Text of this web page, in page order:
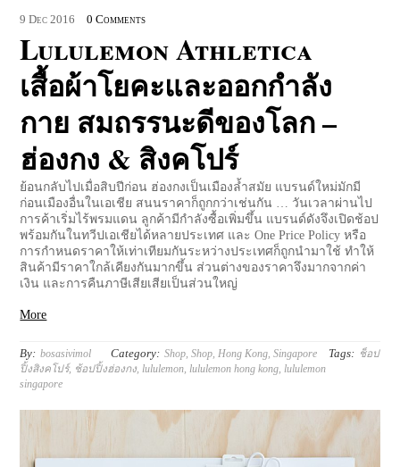
9 Dec 2016 0 Comments
Lululemon Athletica
เสื้อผ้าโยคะและออกกำลัง
กาย สมถรรนะดีของโลก –
ฮ่องกง & สิงคโปร์
ย้อนกลับไปเมื่อสิบปีก่อน ฮ่องกงเป็นเมืองล้ำสมัย แบรนด์ใหม่มักมี
ก่อนเมืองอื่นในเอเชีย สนนราคาก็ถูกกว่าเช่นกัน … วันเวลาผ่านไป
การค้าเริ่มไร้พรมแดน ลูกค้ามีกำลังซื้อเพิ่มขึ้น แบรนด์ดังจึงเปิดช้อป
พร้อมกันในทวีปเอเชียได้หลายประเทศ และ One Price Policy หรือ
การกำหนดราคาให้เท่าเทียมกันระหว่างประเทศก็ถูกนำมาใช้ ทำให้
สินค้ามีราคาใกล้เคียงกันมากขึ้น ส่วนต่างของราคาจึงมากจากค่า
เงิน และการคืนภาษีเสียเสียเป็นส่วนใหญ่
More
By: bosasivimol Category: Shop,Shop,Hong Kong,Singapore Tags: ช็อป
ปิ้งสิงคโปร์, ช้อปปิ้งฮ่องกง,lululemon,lululemon hong kong,lululemon
singapore